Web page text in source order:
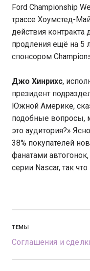
Ford Championship
трассе Хоумстед-
действия
продления ещё на 5
спонсором
Джо Хинрихс,
президент
Южной Америке,
подобные вопросы,
это аудитория?»
38% покупателей
фанатами
серии Nascar, так
ТЕМЫ
Соглашения и